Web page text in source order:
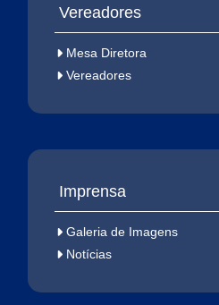
Vereadores
Mesa Diretora
Vereadores
Imprensa
Galeria de Imagens
Notícias